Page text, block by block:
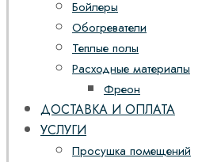
Бойлеры
Обогреватели
Теплые полы
Расходные материалы
Фреон
ДОСТАВКА И ОПЛАТА
УСЛУГИ
Просушка помещений